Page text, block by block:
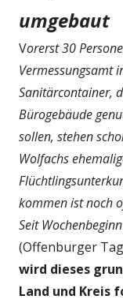
umgebaut
Vorerst 30
Vermessungsamt
Sanitärcontainer,
Bürogebäude
sollen, stehen
Wolfachs
kommen ist noch
Seit
(Offenburger
wird dieses
Land und Kreis